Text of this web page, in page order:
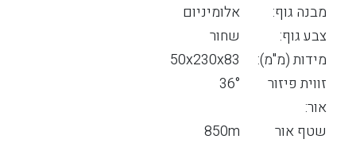
מבנה גוף:
אלומיניום
צבע גוף:
שחור
מידות (מ"מ):
50x230x83
זווית פיזור
אור:
36°
שטף אור
850m